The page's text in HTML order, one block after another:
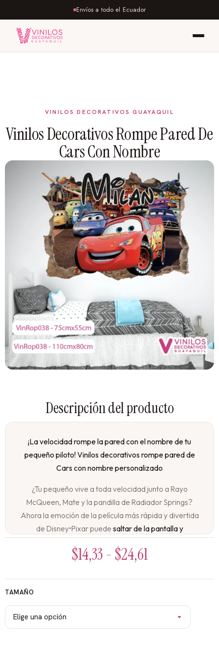
Envíos a todo el Ecuador
Vinilos Decorativos Rompe Pared De
Cars Con Nombre
¡La velocidad rompe la pared con el nombre de tu
pequeño piloto! Vinilos decorativos rompe pared de
Cars con nombre personalizado
¿Tu pequeño vive a toda velocidad junto a Rayo
McQueen, Mate y la pandilla de Radiador Springs?
Ahora la emoción de la película más rápida y divertida
de Disney•Pixar puede saltar de la pantalla y
nombre como parte de la carrera. Nuestros vinilos con
la ilusión de que Rayo McQueen y sus amigos están
literalmente saliendo de la pared a toda velocidad, y
elnombre de tu pequeño pilotoestá integrado en el
diseño, como si fuera el campeón de la Piston Cup.
$14,33 - $24,61
TAMAÑO